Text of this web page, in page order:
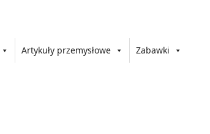
Artykuły przemysłowe Zabawki